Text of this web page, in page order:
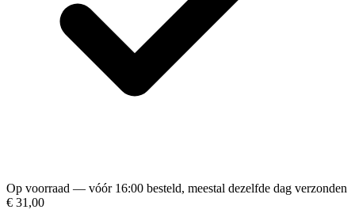
Op voorraad — vóór 16:00 besteld, meestal dezelfde dag verzonden
€ 31,00